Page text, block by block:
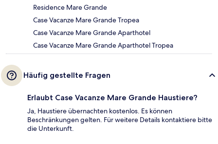
Residence Mare Grande
Case Vacanze Mare Grande Tropea
Case Vacanze Mare Grande Aparthotel
Case Vacanze Mare Grande Aparthotel Tropea
Häufig gestellte Fragen
Erlaubt Case Vacanze Mare Grande Haustiere?
Ja, Haustiere übernachten kostenlos. Es können
Beschränkungen gelten. Für weitere Details kontaktiere bitte
die Unterkunft.